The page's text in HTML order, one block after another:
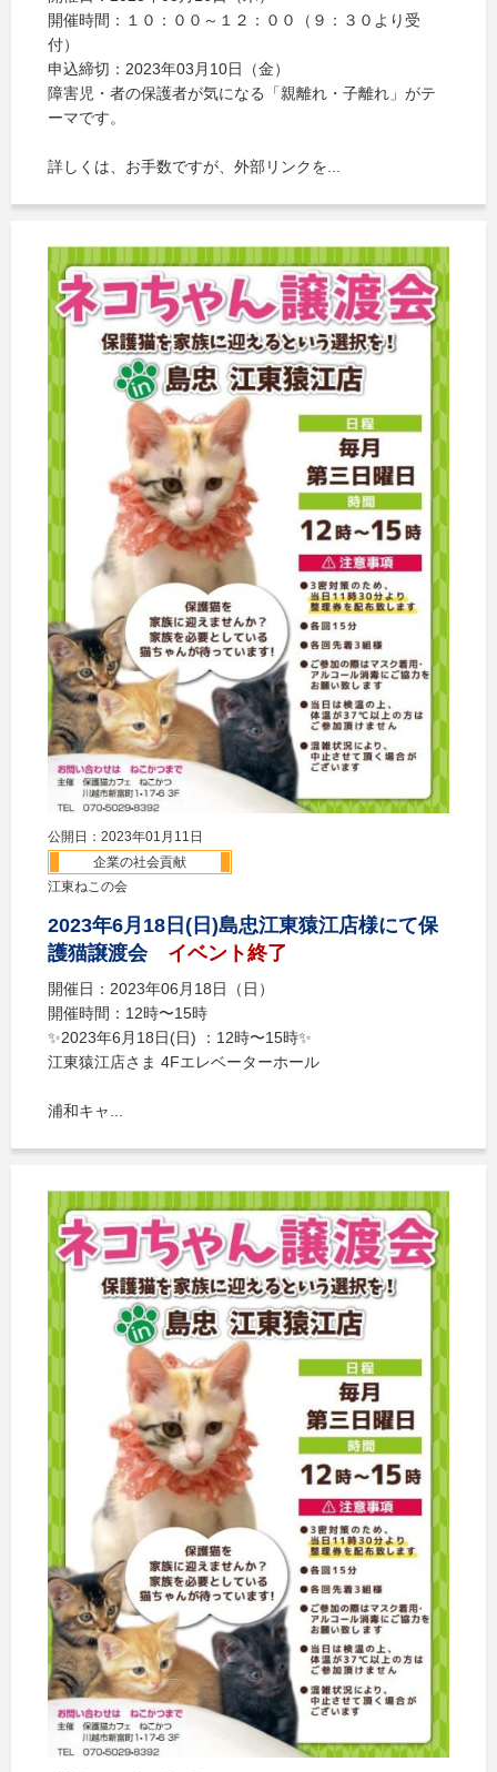
開催時間：１０：００～１２：００（９：３０より受
付）
申込締切：2023年03月10日（金）
障害児・者の保護者が気になる「親離れ・子離れ」がテ
ーマです。
詳しくは、お手数ですが、外部リンクを...
公開日：2023年01月11日
企業の社会貢献
江東ねこの会
2023年6月18日(日)島忠江東猿江店様にて保
護猫譲渡会
イベント終了
開催日：2023年06月18日（日）
開催時間：12時〜15時
✨2023年6月18日(日) ：12時〜15時✨
江東猿江店さま 4Fエレベーターホール
浦和キャ...